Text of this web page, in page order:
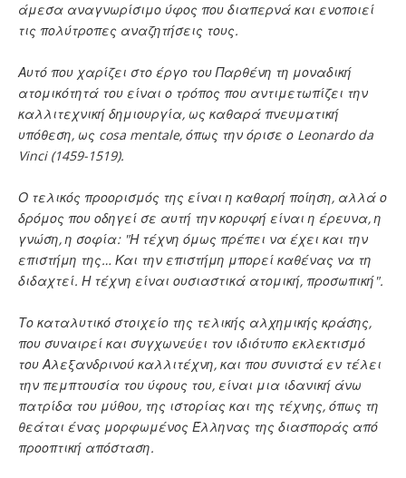
άμεσα αναγνωρίσιμο ύφος που διαπερνά και ενοποιεί
τις πολύτροπες αναζητήσεις τους.
Αυτό που χαρίζει στο έργο του Παρθένη τη μοναδική
ατομικότητά του είναι ο τρόπος που αντιμετωπίζει την
καλλιτεχνική δημιουργία, ως καθαρά πνευματική
υπόθεση, ως cosa mentale, όπως την όρισε ο Leonardo da
Vinci (1459-1519).
Ο τελικός προορισμός της είναι η καθαρή ποίηση, αλλά ο
δρόμος που οδηγεί σε αυτή την κορυφή είναι η έρευνα, η
γνώση, η σοφία: "Η τέχνη όμως πρέπει να έχει και την
επιστήμη της… Και την επιστήμη μπορεί καθένας να τη
διδαχτεί. Η τέχνη είναι ουσιαστικά ατομική, προσωπική".
Το καταλυτικό στοιχείο της τελικής αλχημικής κράσης,
που συναιρεί και συγχωνεύει τον ιδιότυπο εκλεκτισμό
του Αλεξανδρινού καλλιτέχνη, και που συνιστά εν τέλει
την πεμπτουσία του ύφους του, είναι μια ιδανική άνω
πατρίδα του μύθου, της ιστορίας και της τέχνης, όπως τη
θεάται ένας μορφωμένος Έλληνας της διασποράς από
προοπτική απόσταση.